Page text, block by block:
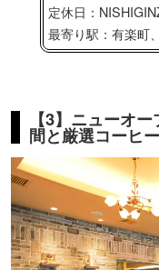
定休日：
最寄り駅：有楽町
【3】ニューオ
間と厳選コーヒ